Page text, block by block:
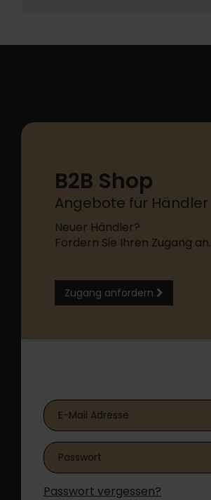
B2B Shop
Angebote für Händler
Neuer Händler?
Fordern Sie Ihren Zugang an.
Zugang anfordern
Passwort vergessen?